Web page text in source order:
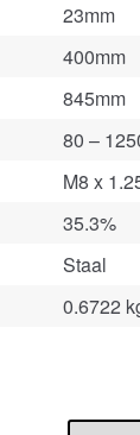
23mm
400mm
845mm
80 –
M8 x
35.3%
Staal
0.6722